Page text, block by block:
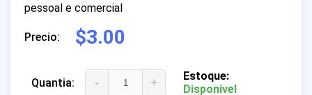
pessoal e comercial
Precio: $3.00
Quantia: - +
Estoque:
Disponível